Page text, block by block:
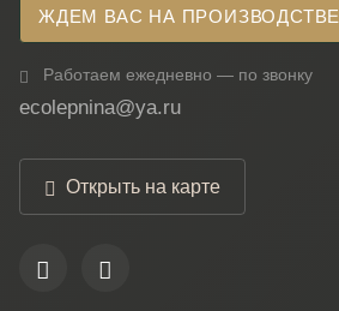
ЖДЕМ ВАС НА ПРОИЗВОДСТВЕ
Работаем ежедневно — по звонку
ecolepnina@ya.ru
Открыть на карте